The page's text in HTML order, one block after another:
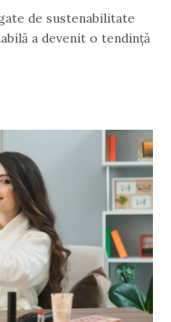
de sustenabilitate
a devenit o tendință